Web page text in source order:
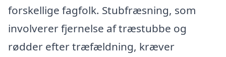
forskellige fagfolk. Stubfræsning, som
involverer fjernelse af træstubbe og
rødder efter træfældning, kræver